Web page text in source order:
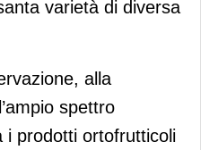
varietà di diversa
alla
spettro
i prodotti ortofrutticoli